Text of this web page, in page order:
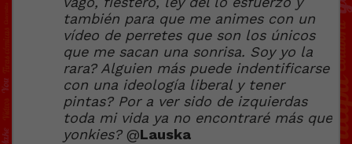
también para que me animes con un
vídeo de perretes que son los únicos
que me sacan una sonrisa. Soy yo la
rara? Alguien más puede indentificarse
con una ideología liberal y tener
pintas? Por a ver sido de izquierdas
toda mi vida ya no encontraré más que
yonkies?@Lauska